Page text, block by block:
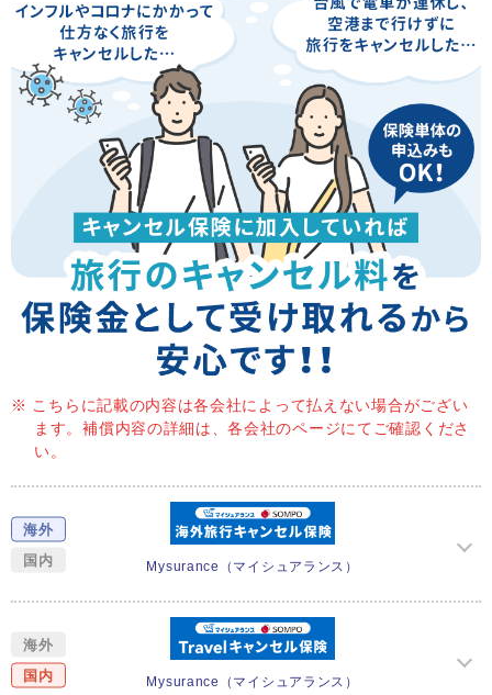
※ こちらに記載の内容は各会社によって払えない場合がござい
ます。補償内容の詳細は、各会社のページにてご確認くださ
い。
Mysurance （マイシュアランス）
海外
国内
Mysurance （マイシュアランス）
海外
国内